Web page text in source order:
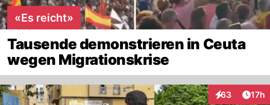
«Es reicht»
Tausende demonstrieren in Ceuta
wegen Migrationskrise
63
Interaktionen
17h